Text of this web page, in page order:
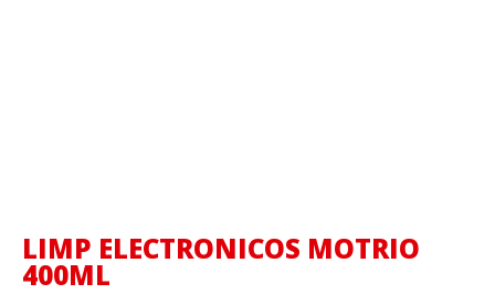
LIMP ELECTRONICOS MOTRIO
400ML